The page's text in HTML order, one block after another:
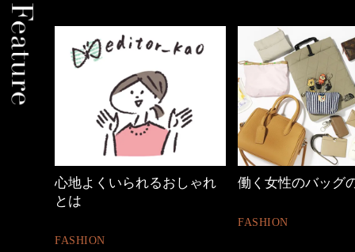
地よくいられるおしゃれ
働く女性のバッグの中身